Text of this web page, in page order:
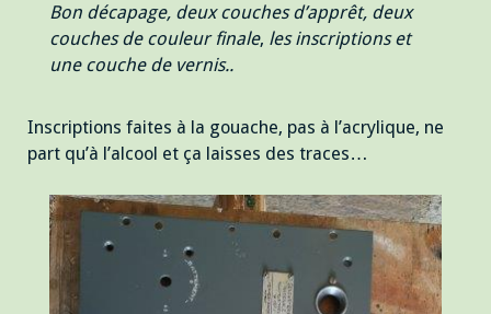
Bon décapage, deux couches d’apprêt, deux
couches de couleur finale, les inscriptions et
une couche de vernis..
Inscriptions faites à la gouache, pas à l’acrylique, ne
part qu’à l’alcool et ça laisses des traces…